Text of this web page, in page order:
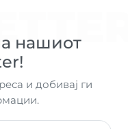
нашиот
и добивај ги